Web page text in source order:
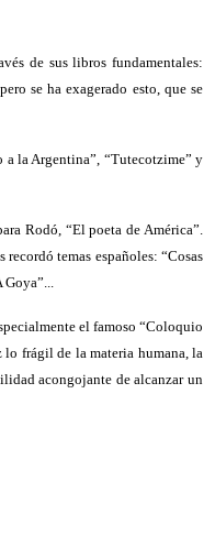
de sus libros fundamentales:
se ha exagerado esto, que se
a la Argentina”, “Tutecotzime” y
Rodó, “El poeta de América”.
temas españoles: “Cosas
Goya”...
el famoso “Coloquio
lo frágil de la materia humana, la
acongojante de alcanzar un